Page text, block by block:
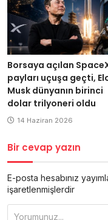
Borsaya açılan
payları uçuşa geçti,
Musk dünyanın birinci
dolar trilyoneri oldu
14 Haziran 2026
Bir cevap yazın
E-posta hesabınız
işaretlenmişlerdir